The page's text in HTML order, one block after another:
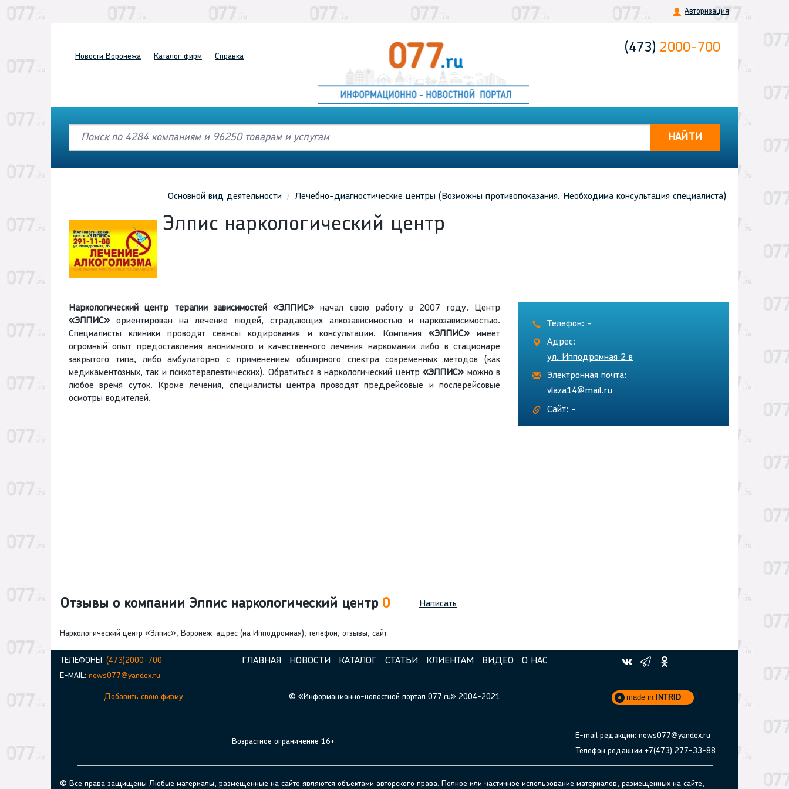
Авторизация
Новости Воронежа Каталог фирм Справка
(473) 2000-700
НАЙТИ
Основной вид деятельности Лечебно-диагностические центры (Возможны противопоказания. Необходима консультация специалиста)
Элпис наркологический центр
Наркологический центр терапии зависимостей «ЭЛПИС»начал свою работу в 2007 году. Центр
«ЭЛПИС» ориентирован на лечение людей, страдающих алкозависимостью и наркозависимостью.
Специалисты клиники проводят сеансы кодирования и консультации. Компания «ЭЛПИС»имеет
огромный опыт предоставления анонимного и качественного лечения наркомании либо в стационаре
закрытого типа, либо амбулаторно с применением обширного спектра современных методов (как
медикаментозных, так и психотерапевтических). Обратиться в наркологический центр«ЭЛПИС» можно в
любое время суток. Кроме лечения, специалисты центра проводят предрейсовые и послерейсовые
осмотры водителей.
Телефон: -
Адрес:
ул. Ипподромная 2 в
Электронная почта:
vlaza14@mail.ru
Сайт: -
Отзывы о компании Элпис наркологический центр 0 Написать
Наркологический центр «Элпис», Воронеж: адрес (на Ипподромная), телефон, отзывы, сайт
ТЕЛЕФОНЫ: (473)2000-700
E-MAIL: news077@yandex.ru
Добавить свою фирму
ГЛАВНАЯ НОВОСТИ КАТАЛОГ СТАТЬИ КЛИЕНТАМ ВИДЕО О НАС
© «Информационно-новостной портал 077.ru» 2004-2021 made in INTRID
Возрастное ограничение 16+
E-mail редакции: news077@yandex.ru
Телефон редакции +7(473) 277-33-88
© Все права защищены Любые материалы, размещенные на сайте являются объектами авторского права. Полное или частичное использование материалов, размещенных на сайте,